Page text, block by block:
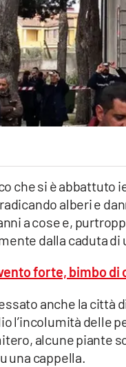
che si è abbattuto
alberi e
a cose e,
dalla caduta di
forte, bimbo di
anche la città
l’incolumità delle
alcune piante
una cappella.